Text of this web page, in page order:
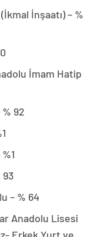
İnşaatı) – %
İmam Hatip
92
93
– % 64
Anadolu Lisesi